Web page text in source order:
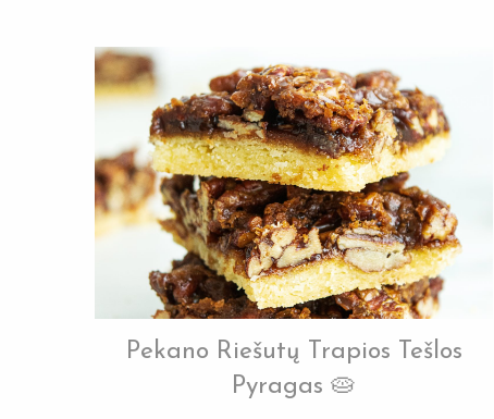
Pekano Riešutų Trapios Tešlos
Pyragas 🥧